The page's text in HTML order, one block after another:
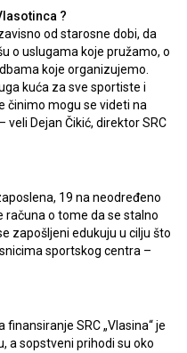
?
od starosne dobi, da
o uslugama koje pružamo, o
koje organizujemo.
kuća za sve sportiste i
činimo mogu se videti na
Dejan Čikić, direktor SRC
19 na neodređeno
računa o tome da se stalno
zapošljeni edukuju u cilju što
sportskog centra –
SRC „Vlasina“ je
a sopstveni prihodi su oko